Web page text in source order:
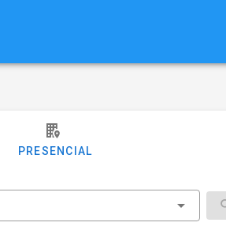
PRESENCIAL